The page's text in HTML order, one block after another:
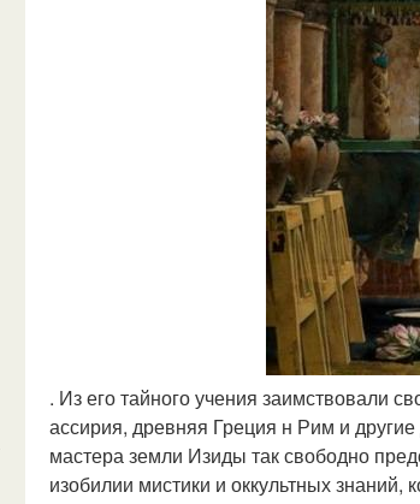
. Из его тайного учения заимствовали
ассирия, древняя Греция н Рим и
мастера земли Изиды так свободно
изобилии мистики и оккультных